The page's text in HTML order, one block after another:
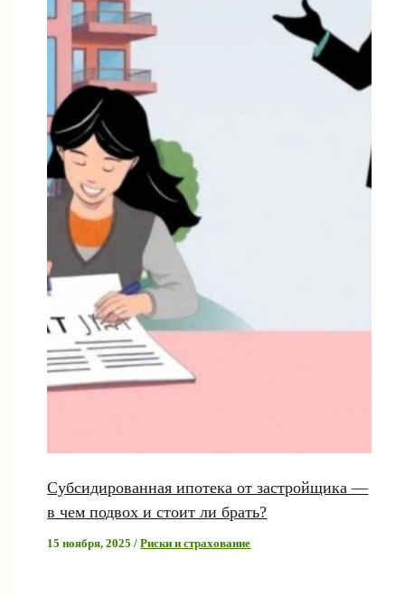
Субсидированная ипотека от застройщика —
в чем подвох и стоит ли брать?
15 ноября, 2025/Риски и страхование